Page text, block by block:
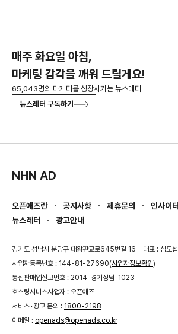
매주 화요일 아침,
마케팅 감각을 깨워 드릴게요!
65,043명의 마케터를 성장시키는 뉴스레터
뉴스레터 구독하기
NHN AD
오픈애즈란 공지사항 제휴문의
인사이
뉴스레터
광고안내
경기도 성남시 분당구 대왕판교로645번길 16
대표 : 심도섭
사업자등록번호 : 144-81-27690(사업자정보확인)
통신판매업신고번호 : 2014-경기성남-1023
호스팅서비스사업자 : 오픈애즈
서비스•광고 문의 : 1800-2198
이메일 : openads@openads.co.kr